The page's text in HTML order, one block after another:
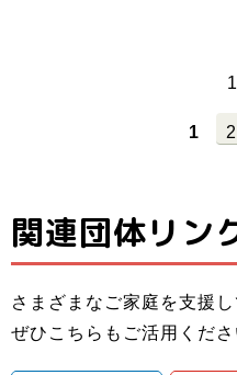
1 2
関連団体リン
さまざまなご家庭を支援
ぜひこちらもご活用くださ
子どもたちと親
＆子どもたちの
成長を支える無
子ども
でお母
ように
体験型
ひとり親家庭、
子ども
ロの先
ダンス